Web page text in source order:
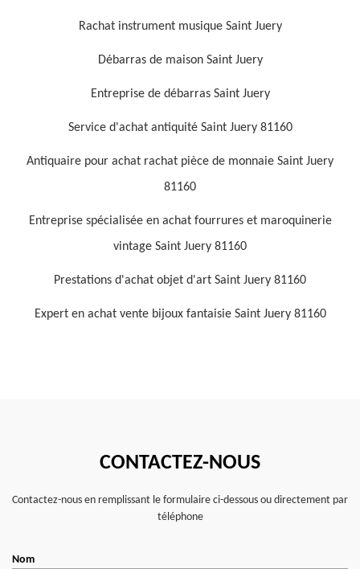
Rachat instrument musique Saint Juery
Débarras de maison Saint Juery
Entreprise de débarras Saint Juery
Service d'achat antiquité Saint Juery 81160
Antiquaire pour achat rachat pièce de monnaie Saint Juery
81160
Entreprise spécialisée en achat fourrures et maroquinerie
vintage Saint Juery 81160
Prestations d'achat objet d'art Saint Juery 81160
Expert en achat vente bijoux fantaisie Saint Juery 81160
CONTACTEZ-NOUS
Contactez-nous en remplissant le formulaire ci-dessous ou directement par
téléphone
Nom